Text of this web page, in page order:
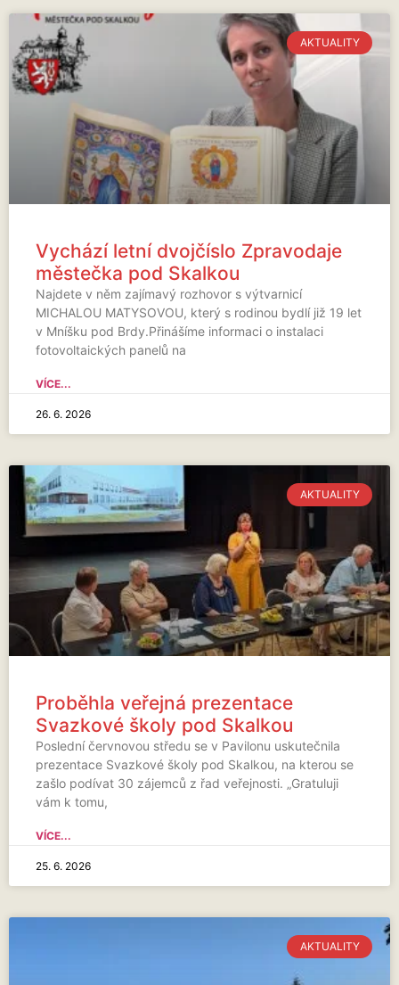
AKTUALITY
Vychází letní dvojčíslo Zpravodaje
městečka pod Skalkou
Najdete v něm zajímavý rozhovor s výtvarnicí
MICHALOU MATYSOVOU, který s rodinou bydlí již 19 let
v Mníšku pod Brdy.Přinášíme informaci o instalaci
fotovoltaických panelů na
VÍCE...
26. 6. 2026
AKTUALITY
Proběhla veřejná prezentace
Svazkové školy pod Skalkou
Poslední červnovou středu se v Pavilonu uskutečnila
prezentace Svazkové školy pod Skalkou, na kterou se
zašlo podívat 30 zájemců z řad veřejnosti. „Gratuluji
vám k tomu,
VÍCE...
25. 6. 2026
AKTUALITY